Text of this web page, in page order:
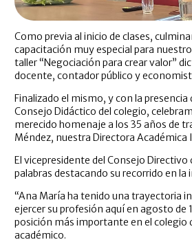
Como previa al inicio de clases,
capacitación muy especial para
taller “Negociación para crear valor”
docente, contador público y
Finalizado el mismo, y con la
Consejo Didáctico del colegio,
merecido homenaje a los 35 años de
Méndez, nuestra Directora Académica
El vicepresidente del Consejo
palabras destacando su recorrido en la
“Ana María ha tenido una trayectoria
ejercer su profesión aquí en agosto de
posición más importante en el colegio
académico.